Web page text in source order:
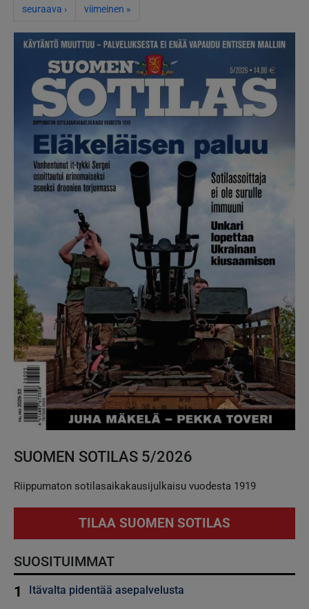
seuraava ›Seuraava sivu
viimeinen »
SUOMEN SOTILAS 5/2026
Riippumaton sotilasaikakausijulkaisu vuodesta 1919
TILAA SUOMEN SOTILAS
SUOSITUIMMAT
1 Itävalta pidentää asepalvelusta